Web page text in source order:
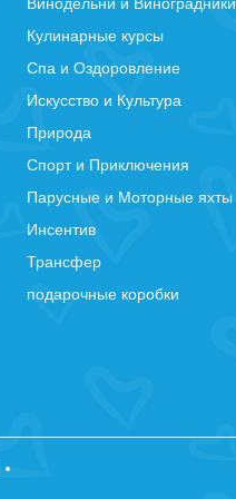
Кулинарные курсы
Спа и Оздоровление
Искусство и Культура
Природа
Спорт и Приключения
Парусные и Моторные яхты
Инсентив
Трансфер
подарочные коробки
•